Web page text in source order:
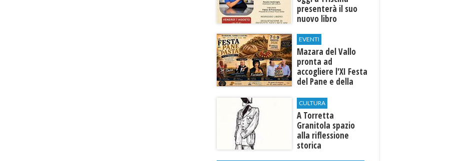
presenterà il suo
nuovo libro
EVENTI
Mazara del Vallo
pronta ad
accogliere l'XI Festa
del Pane e della
CULTURA
​A Torretta
Granitola spazio
alla riflessione
storica